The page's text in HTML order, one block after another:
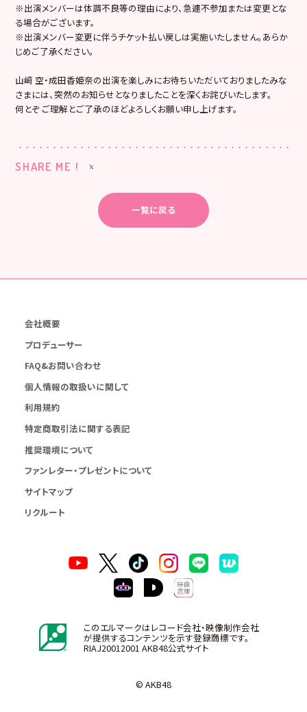
※出演メンバーは体調不良等の理由により、急遽不参加または変更とな
る場合がございます。
※出演メンバー変更に伴うチケット払い戻しは実施いたしません。あらか
じめご了承ください。
山﨑 空・成田香姫奈の出演を楽しみにお待ちいただいておりましたみな
さまには、突然のお知らせとなりましたことを深くお詫びいたします。
何とぞ ご理解とご了承のほどよろしくお願い申し上げます。
SHARE ME !
一覧に戻る
会社概要
プロデューサー
FAQ&お問い合わせ
個人情報の取扱いに関して
利用規約
特定商取引法に関する表記
推奨環境について
ファンレター・プレゼントについて
サイトマップ
リクルート
このエルマークはレコード会社・映像制作会社
が提供するコンテンツを示す登録商標です。
RIAJ20012001 AKB48公式サイト
© AKB48